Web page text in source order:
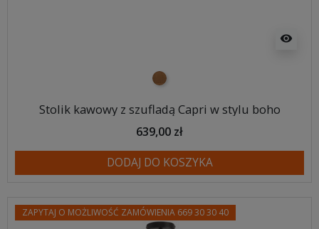
visibility
naturalne drewno
Stolik kawowy z szufladą Capri w stylu boho
639,00 zł
DODAJ DO KOSZYKA
ZAPYTAJ O MOŻLIWOŚĆ ZAMÓWIENIA 669 30 30 40